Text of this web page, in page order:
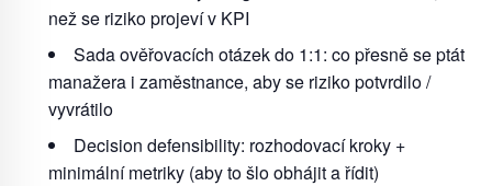
než se riziko projeví v KPI
Sada ověřovacích otázek do 1:1: co přesně se ptát
manažera i zaměstnance, abyse riziko potvrdilo /
vyvrátilo
Decision defensibility: rozhodovací kroky +
minimální metriky (aby to šlo obhájit ařídit)